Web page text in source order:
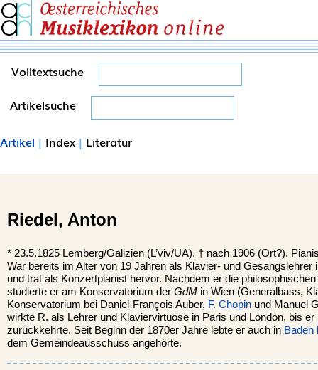
Volltextsuche
Artikelsuche
Artikel | Index | Literatur
Riedel, Anton
* 23.5.1825 Lemberg/Galizien (L’viv/UA), † nach 1906 (Ort?).
War bereits im Alter von 19 Jahren als Klavier- und Gesangslehrer
und trat als Konzertpianist hervor. Nachdem er die
studierte er am Konservatorium der GdM in Wien (Generalbass,
Konservatorium bei Daniel-François Auber, F. Chopin und Manuel
wirkte R. als Lehrer und Klaviervirtuose in Paris und London, bis
zurückkehrte. Seit Beginn der 1870er Jahre lebte er auch in Baden
dem Gemeindeausschuss angehörte.